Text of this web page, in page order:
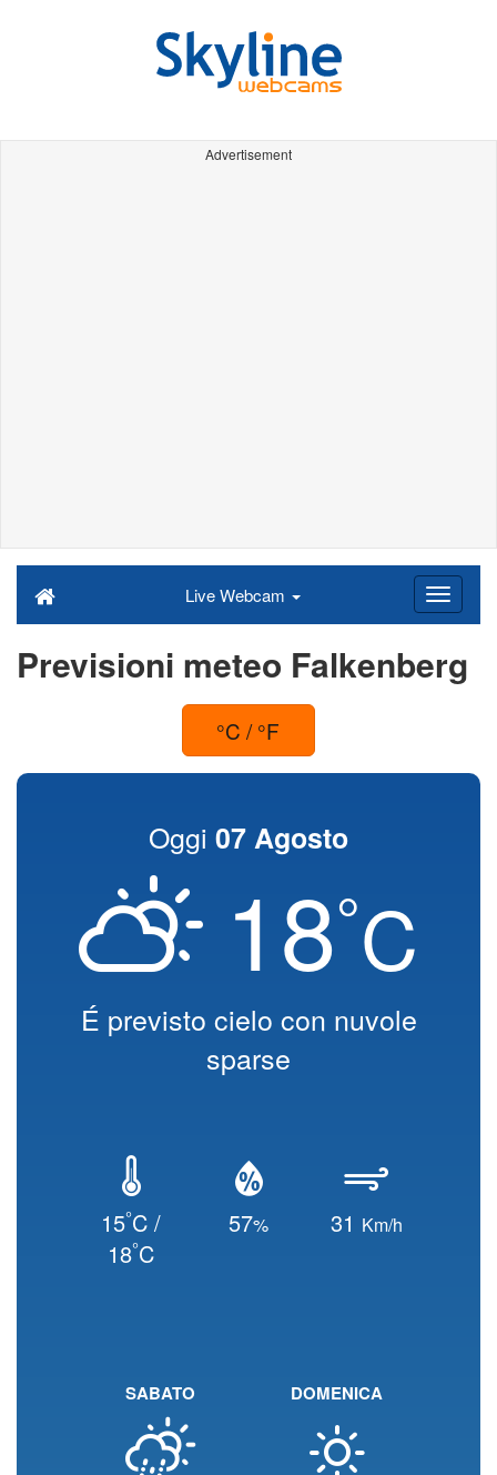
Advertisement
Live Webcam
Previsioni meteo Falkenberg
°C / °F
Oggi 07 Agosto
18°C
É previsto cielo con nuvole
sparse
15°C /
18°C
57% 31 Km/h
SABATO DOMENICA